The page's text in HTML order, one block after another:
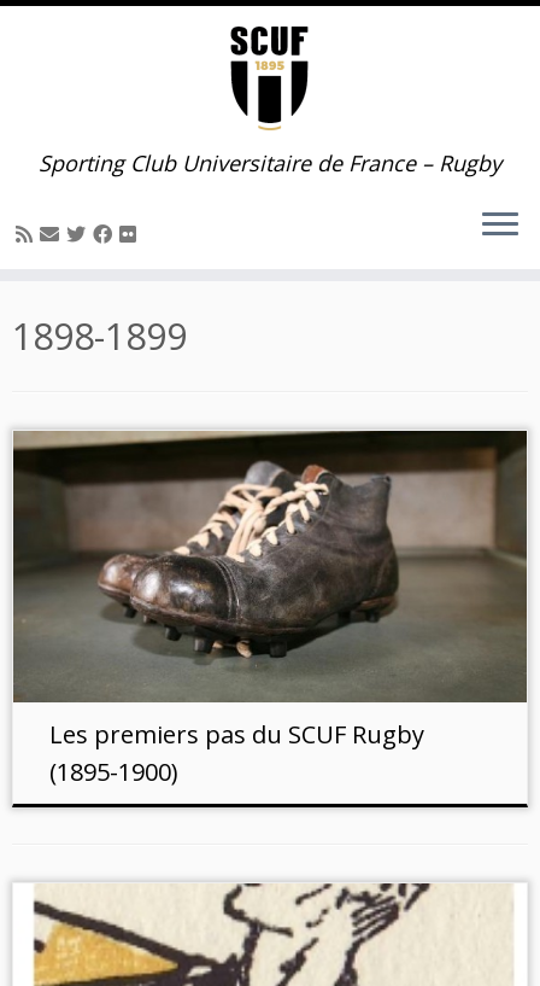
Passer
Sporting Club Universitaire de France – Rugby
1898-1899
Les premiers pas du SCUF Rugby
(1895-1900)